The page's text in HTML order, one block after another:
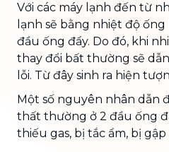
Với các máy lạnh đến từ
lạnh sẽ bằng nhiệt độ
đầu ống đẩy. Do đó, khi
thay đổi bất thường sẽ
lỗi. Từ đây sinh ra hiện
Một số nguyên nhân dẫn
thất thường ở 2 đầu ống
thiếu gas, bị tắc ẩm, bị